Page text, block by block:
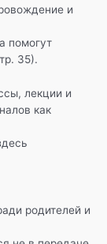
и
помогут
35).
лекции и
как
родителей и